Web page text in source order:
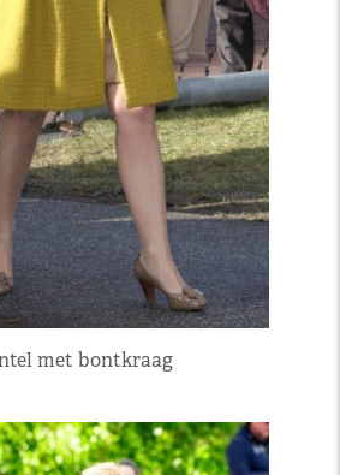
met bontkraag